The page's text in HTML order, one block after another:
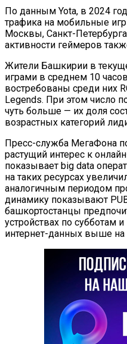
По данным Yota, в 2024
трафика на мобильные
Москвы, Санкт-
активности геймеров
Жители Башкирии в
играми в среднем 10
востребованы среди них
Legends. При этом число
чуть больше — их доля
возрастных категорий
Пресс-служба МегаФона
растущий интерес к
показывает big data
на таких ресурсах
аналогичным периодом
динамику показывают
башкортостанцы
устройствах по субботам
интернет-данных выше на